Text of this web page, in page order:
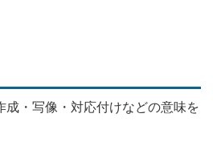
成・写像・対応付けなどの意味を